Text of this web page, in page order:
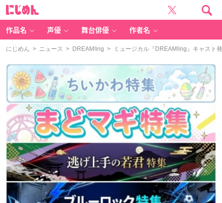
作品名 声優 舞台俳優 作者名
にじめん > ニュース > DREAM!ing > ミュージカル『DREAM!ing』キャスト